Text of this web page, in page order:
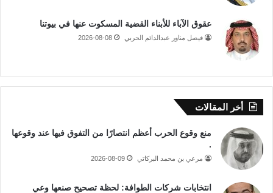
عقوق الآباء للأبناء القضية المسكوت عنها في بيوتنا
فيصل مناور عبدالدائم الحربي 2026-08-08
أخر المقالات
منع وقوع الحرب أعظم انتصارًا من التفوق فيها عند وقوعها
.
مرعي بن محمد البركاتي 2026-08-09
انتخابات شركات الطوافة: لحظة تصحيح صنعها وعي